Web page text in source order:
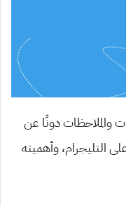
والملاحظات دونًا عن
التليجرام، وأهميته